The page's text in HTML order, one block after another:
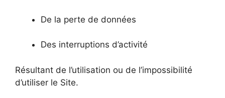
De la perte de données
Des interruptions d’activité
Résultant de l’utilisation ou de l’impossibilité
d’utiliser le Site.